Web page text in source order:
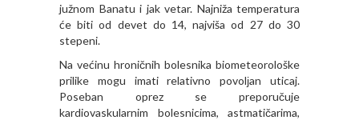
južnom Banatu i jak vetar. Najniža temperatura
će biti od devet do 14, najviša od 27 do 30
stepeni.
Na većinu hroničnih bolesnika biometeorološke
prilike mogu imati relativno povolјan uticaj.
Poseban oprez se preporučuje
kardiovaskularnim bolesnicima, astmatičarima,